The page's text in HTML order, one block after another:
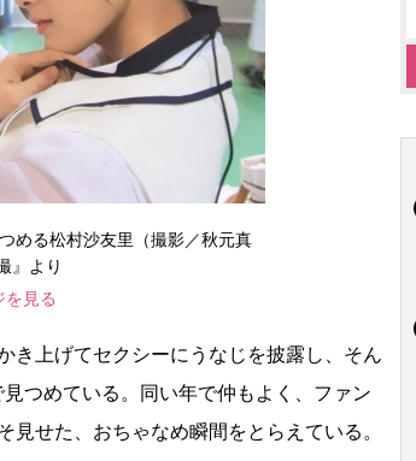
める松村沙友里（撮影／秋元真
』より
を見る
き上げてセクシーにうなじを披露し、そん
つめている。同い年で仲もよく、ファン
せた、おちゃなめ瞬間をとらえている。